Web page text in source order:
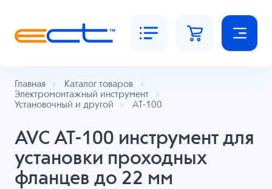
Главная
Каталог товаров
Электромонтажный инструмент
Установочный и другой
AT-100
AVC AT-100 инструмент для
установки проходных
фланцев до 22 мм